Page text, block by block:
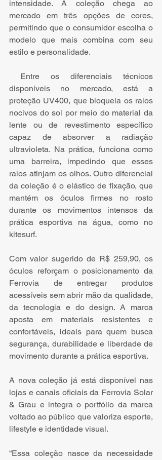
intensidade. A coleção chega ao
mercado em três opções de cores,
permitindo que o consumidor escolha o
modelo que mais combina com seu
estilo e personalidade.
Entre os diferenciais técnicos
disponíveis no mercado, está a
proteção UV400, que bloqueia os raios
nocivos do sol por meio do material da
lente ou de revestimento específico
capaz de absorver a radiação
ultravioleta. Na prática, funciona como
uma barreira, impedindo que esses
raios atinjam os olhos. Outro diferencial
da coleção é o elástico de fixação, que
mantém os óculos firmes no rosto
durante os movimentos intensos da
prática esportiva na água, como no
kitesurf.
Com valor sugerido de R$ 259,90, os
óculos reforçam o posicionamento da
Ferrovia de entregar produtos
acessíveis sem abrir mão da qualidade,
da tecnologia e do design. A marca
aposta em materiais resistentes e
confortáveis, ideais para quem busca
segurança, durabilidade e liberdade de
movimento durante a prática esportiva.
A nova coleção já está disponível nas
lojas e canais oficiais da Ferrovia Solar
& Grau e integra o portfólio da marca
voltado ao público que valoriza esporte,
lifestyle e identidade visual.
“Essa coleção nasce da necessidade